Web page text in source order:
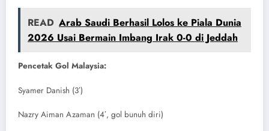
READ Arab Saudi Berhasil Lolos ke Piala Dunia
2026 Usai Bermain Imbang Irak 0-0 di Jeddah
Pencetak Gol Malaysia:
Syamer Danish (3′)
Nazry Aiman Azaman (4′, gol bunuh diri)